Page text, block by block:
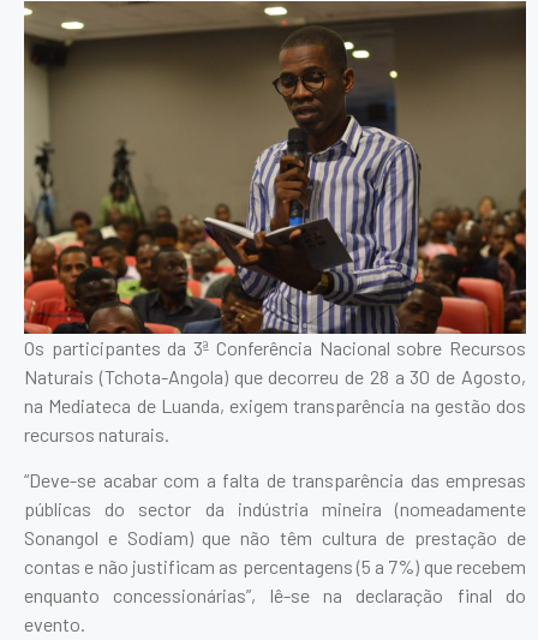
Os participantes da 3ª Conferência Nacional sobre Recursos
Naturais (Tchota-Angola) que decorreu de 28 a 30 de Agosto,
na Mediateca de Luanda, exigem transparência na gestão dos
recursos naturais.
“Deve-se acabar com a falta de transparência das empresas
públicas do sector da indústria mineira (nomeadamente
Sonangol e Sodiam) que não têm cultura de prestação de
contas e não justificam as percentagens (5 a 7%) que recebem
enquanto concessionárias”, lê-se na declaração final do
evento.